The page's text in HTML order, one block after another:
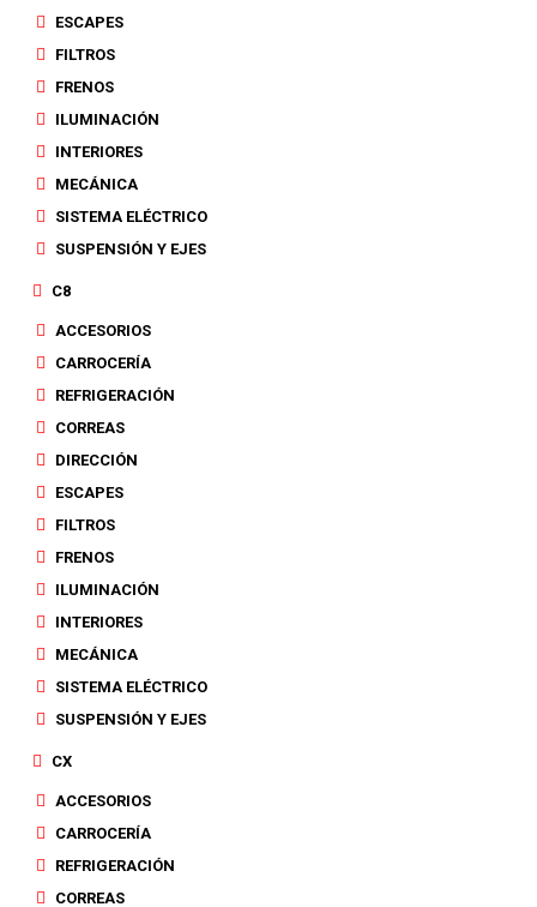
ESCAPES
FILTROS
FRENOS
ILUMINACIÓN
INTERIORES
MECÁNICA
SISTEMA ELÉCTRICO
SUSPENSIÓN Y EJES
C8
ACCESORIOS
CARROCERÍA
REFRIGERACIÓN
CORREAS
DIRECCIÓN
ESCAPES
FILTROS
FRENOS
ILUMINACIÓN
INTERIORES
MECÁNICA
SISTEMA ELÉCTRICO
SUSPENSIÓN Y EJES
CX
ACCESORIOS
CARROCERÍA
REFRIGERACIÓN
CORREAS